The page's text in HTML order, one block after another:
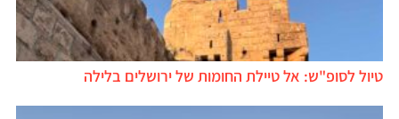
טיול לסופ"ש: אל טיילת החומות של ירושלים בלילה